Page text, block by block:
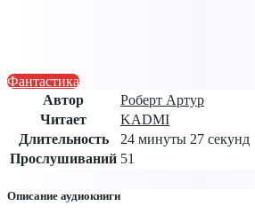
Фантастика
Автор
Роберт Артур
Читает
KADMI
Длительность
24 минуты 27 секунд
Прослушиваний 51
Описание аудиокниги